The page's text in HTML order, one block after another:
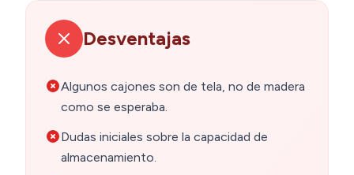
Desventajas
Algunos cajones son de tela, no de madera
como se esperaba.
Dudas iniciales sobre la capacidad de
almacenamiento.